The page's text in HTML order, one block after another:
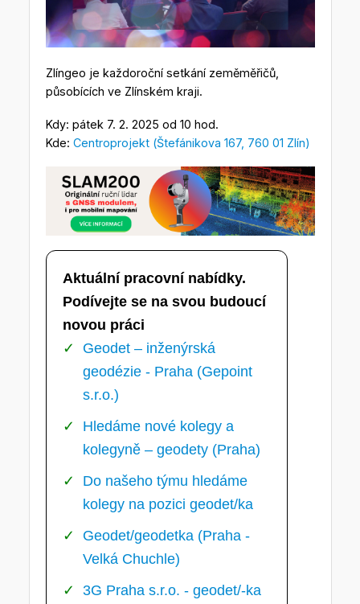
Zlíngeo je každoroční setkání zeměměřičů,
působících ve Zlínském kraji.
Kdy: pátek 7. 2. 2025 od 10 hod.
Kde: Centroprojekt (Štefánikova 167, 760 01 Zlín)
Aktuální pracovní nabídky.
Podívejte se na svou budoucí
novou práci
Geodet – inženýrská
geodézie - Praha (Gepoint
s.r.o.)
Hledáme nové kolegy a
kolegyně – geodety (Praha)
Do našeho týmu hledáme
kolegy na pozici geodet/ka
Geodet/geodetka (Praha -
Velká Chuchle)
3G Praha s.r.o. - geodet/-ka